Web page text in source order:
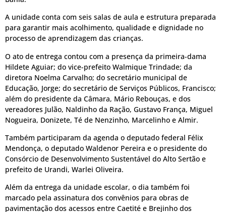
A unidade conta com seis salas de aula e estrutura preparada
para garantir mais acolhimento, qualidade e dignidade no
processo de aprendizagem das crianças.
O ato de entrega contou com a presença da primeira-dama
Hildete Aguiar; do vice-prefeito Walmique Trindade; da
diretora Noelma Carvalho; do secretário municipal de
Educação, Jorge; do secretário de Serviços Públicos, Francisco;
além do presidente da Câmara, Mário Rebouças, e dos
vereadores Julão, Naldinho da Ração, Gustavo França, Miguel
Nogueira, Donizete, Té de Nenzinho, Marcelinho e Almir.
Também participaram da agenda o deputado federal Félix
Mendonça, o deputado Waldenor Pereira e o presidente do
Consórcio de Desenvolvimento Sustentável do Alto Sertão e
prefeito de Urandi, Warlei Oliveira.
Além da entrega da unidade escolar, o dia também foi
marcado pela assinatura dos convênios para obras de
pavimentação dos acessos entre Caetité e Brejinho dos